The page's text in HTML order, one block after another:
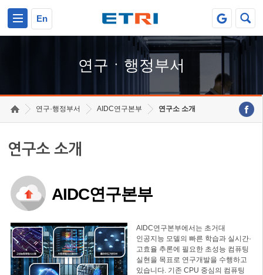
En
연구ㆍ행정부서
연구·행정부서 AIDC연구본부 연구소 소개
연구소 소개
AIDC연구본부
AIDC연구본부에서는 초거대
인공지능 모델의 빠른 학습과 실시간·
고효율 추론에 필요한 초성능 컴퓨팅
실현을 목표로 연구개발을 수행하고
있습니다. 기존 CPU 중심의 컴퓨팅